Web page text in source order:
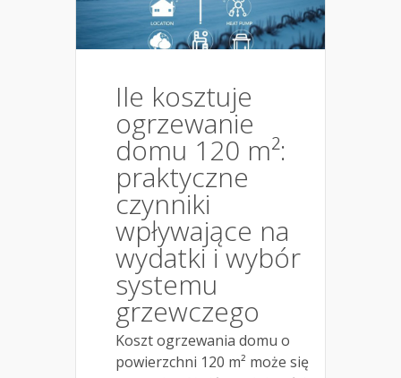
Ile kosztuje
ogrzewanie
domu 120 m²:
praktyczne
czynniki
wpływające na
wydatki i wybór
systemu
grzewczego
Koszt ogrzewania domu o
powierzchni 120 m² może się